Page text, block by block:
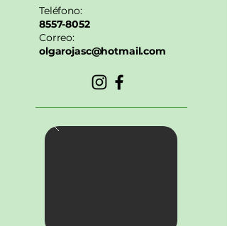
Teléfono:
8557-8052
Correo:
olgarojasc@hotmail.com